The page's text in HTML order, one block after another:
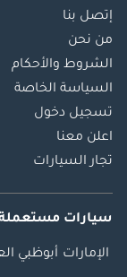
إتصل بنا
من نحن
الشروط والأحكام
السياسة الخاصة
تسجيل دخول
اعلن معنا
تجار السيارات
سيارات
الإمارات أبوظبي